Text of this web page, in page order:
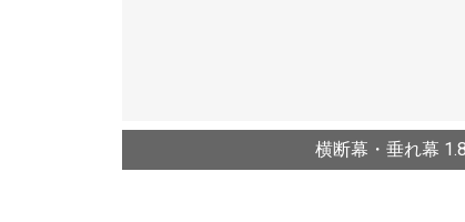
横断幕・垂れ幕